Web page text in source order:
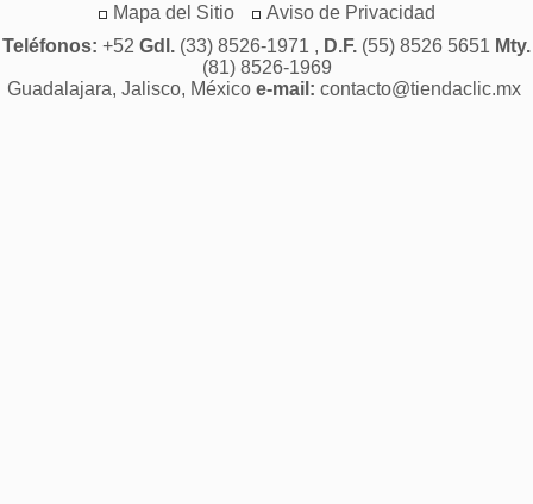
Mapa del Sitio
Aviso de Privacidad
Teléfonos: +52 Gdl. (33) 8526-1971 , D.F. (55) 8526 5651 Mty.
(81) 8526-1969
Guadalajara, Jalisco, México e-mail: contacto@tiendaclic.mx